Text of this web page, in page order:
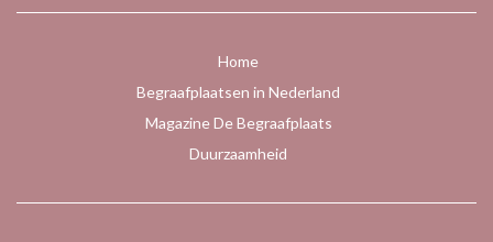
Home
Begraafplaatsen in Nederland
Magazine De Begraafplaats
Duurzaamheid